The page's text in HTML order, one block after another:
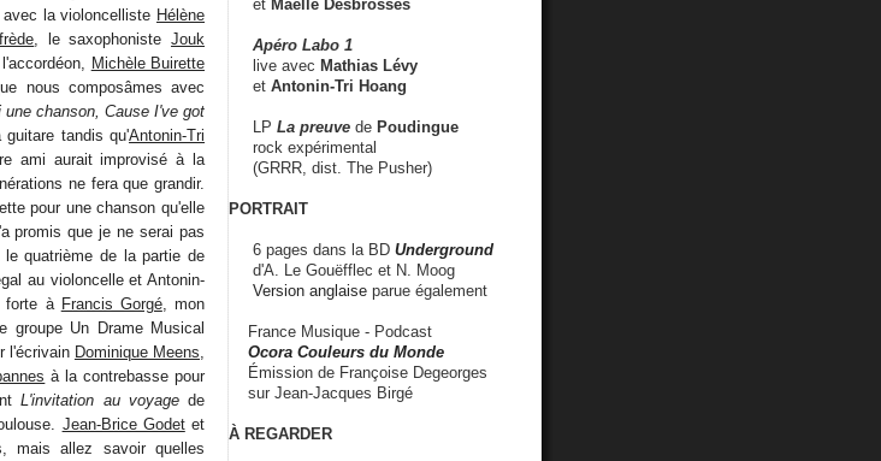
avec la violoncelliste Hélène
, le saxophonisteJouk
Michèle Buirette
nous composâmes avec
une chanson, Cause I've got
tandis qu'Antonin-Tri
ami aurait improvisé à la
ne fera que grandir.
pour une chanson qu'elle
promis que je ne serai pas
quatrième de la partie de
au violoncelle et Antonin-
forte à Francis Gorgé, mon
groupe Un Drame Musical
l'écrivain Dominique Meens
à la contrebasse pour
L'invitation au voyagede
Jean-Brice Godetet
mais allez savoir quelles
et Maëlle Desbrosses
Apéro Labo 1
live avec Mathias Lévy
et Antonin-Tri Hoang
LP La preuve de Poudingue
rock expérimental
(GRRR, dist. The Pusher)
PORTRAIT
6 pages dans la BD Underground
d'A. Le Gouëfflec et N. Moog
Version anglaise parue également
France Musique - Podcast
Ocora Couleurs du Monde
Émission de Françoise Degeorges
sur Jean-Jacques Birgé
À REGARDER